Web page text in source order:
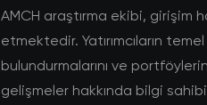
AMCH araştırma ekibi, girişim
etmektedir. Yatırımcıların
bulundurmalarını ve
gelişmeler hakkında bilgi sahibi